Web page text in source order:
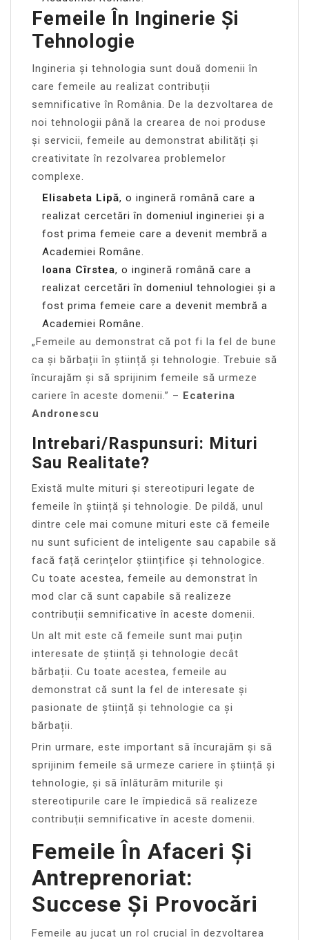
Femeile În Inginerie Și
Tehnologie
Ingineria și tehnologia sunt două domenii în
care femeile au realizat contribuții
semnificative în România. De la dezvoltarea de
noi tehnologii până la crearea de noi produse
și servicii, femeile au demonstrat abilități și
creativitate în rezolvarea problemelor
complexe.
Elisabeta Lipă, o ingineră română care a
realizat cercetări în domeniul ingineriei și a
fost prima femeie care a devenit membră a
Academiei Române.
Ioana Cîrstea, o ingineră română care a
realizat cercetări în domeniul tehnologiei și a
fost prima femeie care a devenit membră a
Academiei Române.
„Femeile au demonstrat că pot fi la fel de bune
ca și bărbații în știință și tehnologie. Trebuie să
încurajăm și să sprijinim femeile să urmeze
cariere în aceste domenii.” – Ecaterina
Andronescu
Intrebari/Raspunsuri: Mituri
Sau Realitate?
Există multe mituri și stereotipuri legate de
femeile în știință și tehnologie. De pildă, unul
dintre cele mai comune mituri este că femeile
nu sunt suficient de inteligente sau capabile să
facă față cerințelor științifice și tehnologice.
Cu toate acestea, femeile au demonstrat în
mod clar că sunt capabile să realizeze
contribuții semnificative în aceste domenii.
Un alt mit este că femeile sunt mai puțin
interesate de știință și tehnologie decât
bărbații. Cu toate acestea, femeile au
demonstrat că sunt la fel de interesate și
pasionate de știință și tehnologie ca și
bărbații.
Prin urmare, este important să încurajăm și să
sprijinim femeile să urmeze cariere în știință și
tehnologie, și să înlăturăm miturile și
stereotipurile care le împiedică să realizeze
contribuții semnificative în aceste domenii.
Femeile În Afaceri Și
Antreprenoriat:
Succese Și Provocări
Femeile au jucat un rol crucial în dezvoltarea